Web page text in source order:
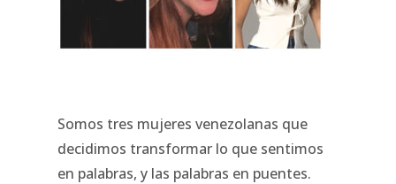
Somos tres mujeres venezolanas que
decidimos transformar lo que sentimos
en palabras, y las palabras en puentes.